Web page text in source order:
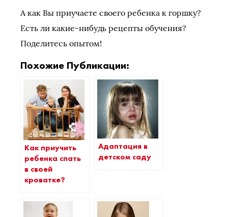
А как Вы приучаете своего ребенка к горшку?
Есть ли какие-нибудь рецепты обучения?
Поделитесь опытом!
Похожие Публикации:
Как приучить
ребенка спать
в своей
кроватке?
Адаптация в
детском саду